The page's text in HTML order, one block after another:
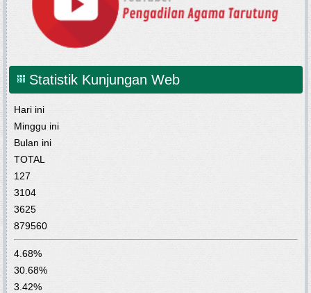
Statistik Kunjungan Web
Hari ini
Minggu ini
Bulan ini
TOTAL
127
3104
3625
879560
4.68%
30.68%
3.42%